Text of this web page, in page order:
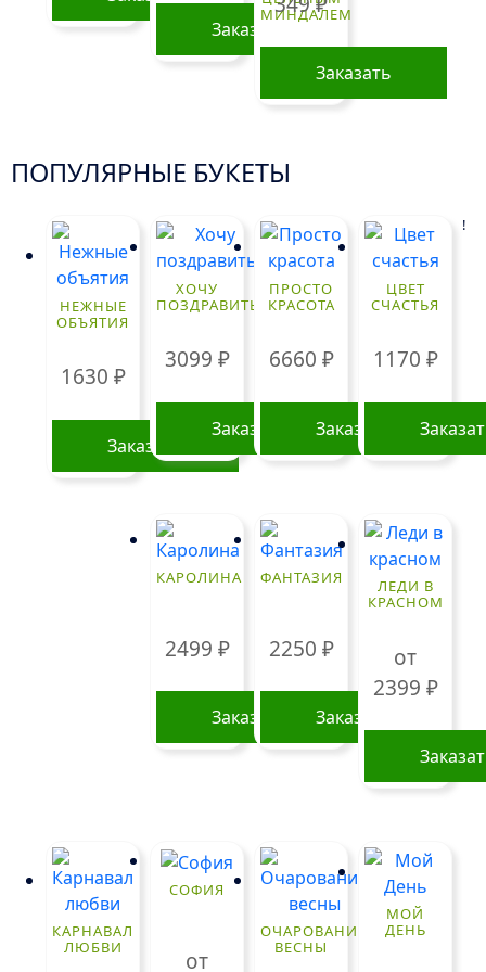
Заказать
МИНДАЛЕМ
Заказать
ПОПУЛЯРНЫЕ БУКЕТЫ
НЕЖНЫЕ
ОБЪЯТИЯ
1630 ₽
Заказать
ХОЧУ
ПОЗДРАВИТЬ
3099 ₽
Заказать
ПРОСТО
КРАСОТА
6660 ₽
Заказать
ЦВЕТ
СЧАСТЬЯ
1170 ₽
КАРОЛИНА
2499 ₽
Заказать
ФАНТАЗИЯ
2250 ₽
Заказать
ЛЕДИ В
КРАСНОМ
от
2399 ₽
Опции
КАРНАВАЛ
ЛЮБВИ
СОФИЯ
от
ОЧАРОВАНИЕ
ВЕСНЫ
МОЙ
ДЕНЬ
!